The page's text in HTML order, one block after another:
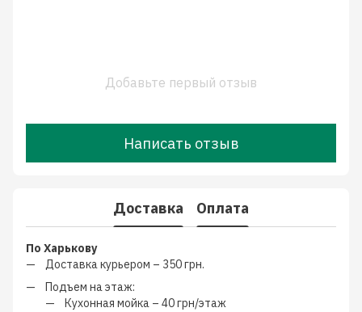
Добавьте первый отзыв
Написать отзыв
Доставка Оплата
По Харькову
Доставка курьером – 350 грн.
Подъем на этаж:
Кухонная мойка – 40 грн/этаж